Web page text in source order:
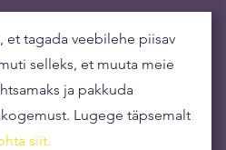
et tagada veebilehe piisav
selleks, et muuta meie
ja pakkuda
Lugege täpsemalt
siit.